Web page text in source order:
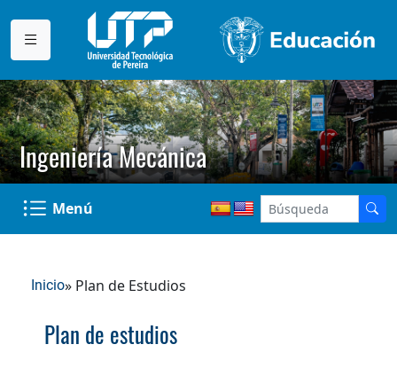
Ingeniería Mecánica
Menú
Inicio» Plan de Estudios
Plan de estudios